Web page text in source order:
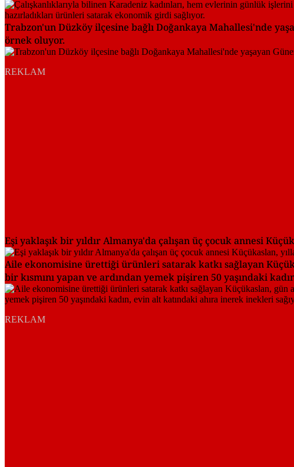
Trabzon'un Düzköy ilçesine bağlı Doğankaya Mahallesi'nde
örnek oluyor.
REKLAM
Eşi yaklaşık bir yıldır Almanya'da çalışan üç çocuk annesi
Aile ekonomisine ürettiği ürünleri satarak katkı sağlayan
bir kısmını yapan ve ardından yemek pişiren 50 yaşındaki
REKLAM